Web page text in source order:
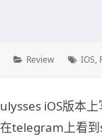
分
Review
标
IOS,
iOS版本
telegram上看